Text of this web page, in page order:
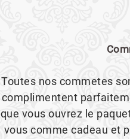
Toutes nos commetes
complimentent
que vous ouvrez le
vous comme cadeau et